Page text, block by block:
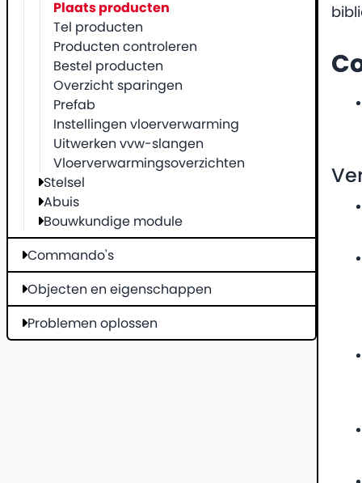
Plaats producten
Tel producten
Producten controleren
Bestel producten
Overzicht sparingen
Prefab
Instellingen vloerverwarming
Uitwerken vvw-slangen
Vloerverwarmingsoverzichten
Stelsel
Abuis
Bouwkundige module
Commando's
Objecten en eigenschappen
Problemen oplossen